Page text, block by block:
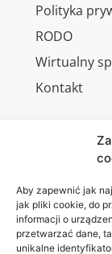
Aby zapewnić jak
jak pliki cookie, do
informacji o
przetwarzać dane,
unikalne
Polityka
RODO
Wirtualny
Kontakt